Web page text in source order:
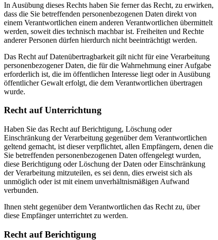
In Ausübung dieses Rechts haben Sie ferner das Recht, zu erwirken,
dass die Sie betreffenden personenbezogenen Daten direkt von
einem Verantwortlichen einem anderen Verantwortlichen übermittelt
werden, soweit dies technisch machbar ist. Freiheiten und Rechte
anderer Personen dürfen hierdurch nicht beeinträchtigt werden.
Das Recht auf Datenübertragbarkeit gilt nicht für eine Verarbeitung
personenbezogener Daten, die für die Wahrnehmung einer Aufgabe
erforderlich ist, die im öffentlichen Interesse liegt oder in Ausübung
öffentlicher Gewalt erfolgt, die dem Verantwortlichen übertragen
wurde.
Recht auf Unterrichtung
Haben Sie das Recht auf Berichtigung, Löschung oder
Einschränkung der Verarbeitung gegenüber dem Verantwortlichen
geltend gemacht, ist dieser verpflichtet, allen Empfängern, denen die
Sie betreffenden personenbezogenen Daten offengelegt wurden,
diese Berichtigung oder Löschung der Daten oder Einschränkung
der Verarbeitung mitzuteilen, es sei denn, dies erweist sich als
unmöglich oder ist mit einem unverhältnismäßigen Aufwand
verbunden.
Ihnen steht gegenüber dem Verantwortlichen das Recht zu, über
diese Empfänger unterrichtet zu werden.
Recht auf Berichtigung